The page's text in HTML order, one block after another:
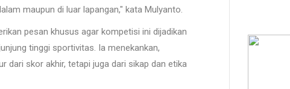
maupun di luar lapangan," kata Mulyanto.
pesan khusus agar kompetisi ini dijadikan
tinggi sportivitas. Ia menekankan,
dari skor akhir, tetapi juga dari sikap dan etika